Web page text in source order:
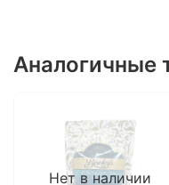
Аналогичные
Нет в наличии